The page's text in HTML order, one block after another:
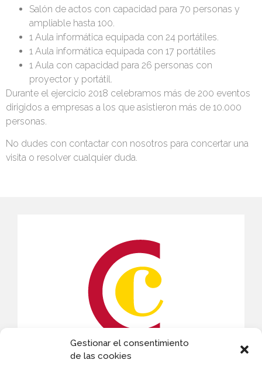
Gestionar el consentimiento
de las cookies
Salón de actos con capacidad para 70 personas y
ampliable hasta 100.
1 Aula informática equipada con 24 portátiles.
1 Aula informática equipada con 17 portátiles
1 Aula con capacidad para 26 personas con
proyector y portátil.
Durante el ejercicio 2018 celebramos más de 200 eventos
dirigidos a empresas a los que asistieron más de 10.000
personas.
No dudes con contactar con nosotros para concertar una
visita o resolver cualquier duda.
CONTACTO